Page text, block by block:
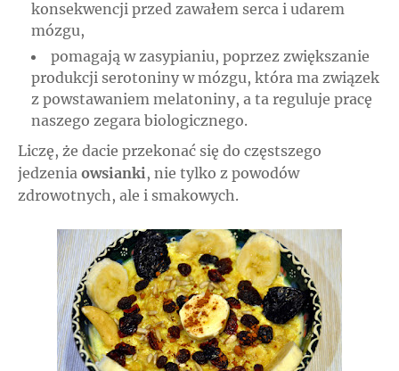
konsekwencji przed zawałem serca i udarem
mózgu,
pomagają w zasypianiu, poprzez zwiększanie
produkcji serotoniny w mózgu, która ma związek
z powstawaniem melatoniny, a ta reguluje pracę
naszego zegara biologicznego.
Liczę, że dacie przekonać się do częstszego
jedzenia owsianki, nie tylko z powodów
zdrowotnych, ale i smakowych.